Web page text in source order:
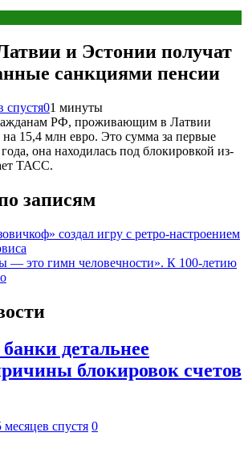
и Эстонии получат
санкциями пенсии
спустя01 минуты
РФ, проживающим в Латвии
15,4 млн евро. Это сумма за первые
она находилась под блокировкой из-
ТАСС.
записям
создал игру с ретро-настроением
— это гимн человечности». К 100-летию
детальнее
блокировок счетов
месяцев спустя 0